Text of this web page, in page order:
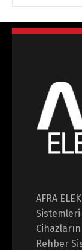
AFRA
Rehber